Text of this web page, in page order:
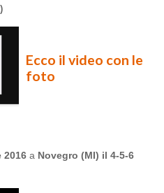
Ecco il video con le
foto
2016 a Novegro (MI) il 4-5-6